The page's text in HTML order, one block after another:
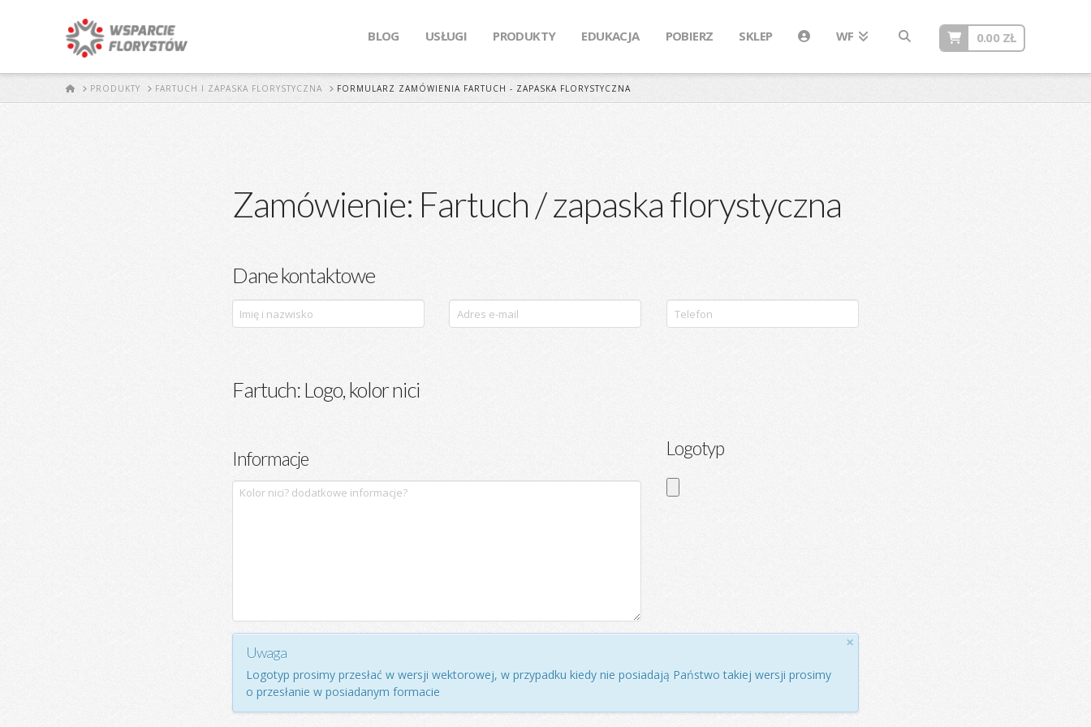
BLOG USŁUGI PRODUKTY EDUKACJA POBIERZ SKLEP WF 0.00 ZŁ
STARTPRODUKTY FARTUCH I ZAPASKA FLORYSTYCZNA FORMULARZ ZAMÓWIENIA FARTUCH - ZAPASKA FLORYSTYCZNA
Zamówienie: Fartuch / zapaska florystyczna
Dane kontaktowe
Fartuch: Logo, kolor nici
Informacje Logotyp
×
Uwaga
Logotyp prosimy przesłać w wersji wektorowej, w przypadku kiedy nie posiadają Państwo takiej wersji prosimy
o przesłanie w posiadanym formacie